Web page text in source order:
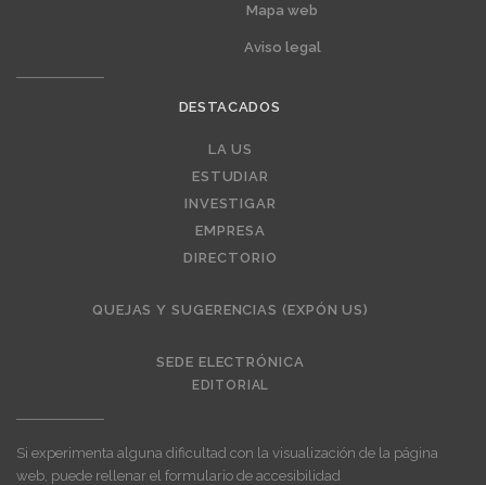
Mapa web
Aviso legal
DESTACADOS
LA US
ESTUDIAR
INVESTIGAR
EMPRESA
DIRECTORIO
QUEJAS Y SUGERENCIAS (EXPÓN US)
SEDE ELECTRÓNICA
EDITORIAL
Si experimenta alguna dificultad con la visualización de la página
web, puede rellenar el formulario de accesibilidad